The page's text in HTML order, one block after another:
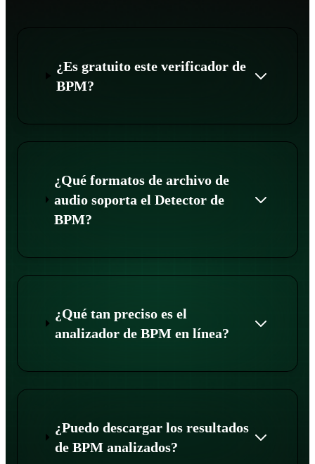
¿Es gratuito este verificador de
BPM?
¿Qué formatos de archivo de
audio soporta el Detector de
BPM?
¿Qué tan preciso es el
analizador de BPM en línea?
¿Puedo descargar los resultados
de BPM analizados?